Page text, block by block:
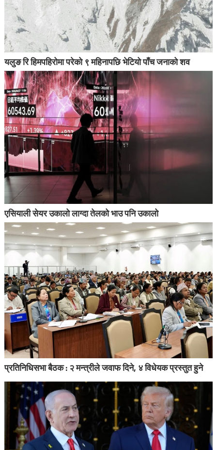
यलुङ रि हिमपहिरोमा परेको ९ महिनापछि भेटियो पाँच जनाको शव
एसियाली सेयर उकालो लाग्दा तेलको भाउ पनि उकालो
प्रतिनिधिसभा बैठक : २ मन्त्रीले जवाफ दिने, ४ विधेयक प्रस्तुत हुने